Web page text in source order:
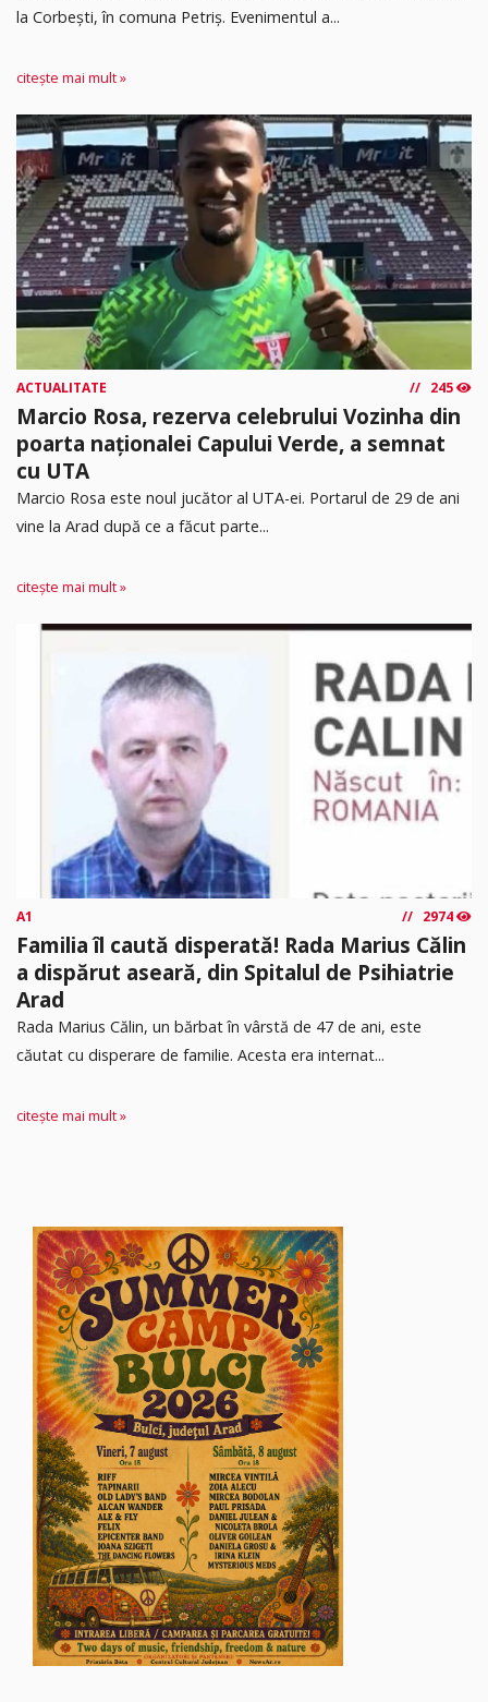
la Corbești, în comuna Petriș. Evenimentul a...
citește mai mult »
ACTUALITATE 245
Marcio Rosa, rezerva celebrului Vozinha din
poarta naționalei Capului Verde, a semnat
cu UTA
Marcio Rosa este noul jucător al UTA-ei. Portarul de 29 de ani
vine la Arad după ce a făcut parte...
citește mai mult »
A1 2974
Familia îl caută disperată! Rada Marius Călin
a dispărut aseară, din Spitalul de Psihiatrie
Arad
Rada Marius Călin, un bărbat în vârstă de 47 de ani, este
căutat cu disperare de familie. Acesta era internat...
citește mai mult »